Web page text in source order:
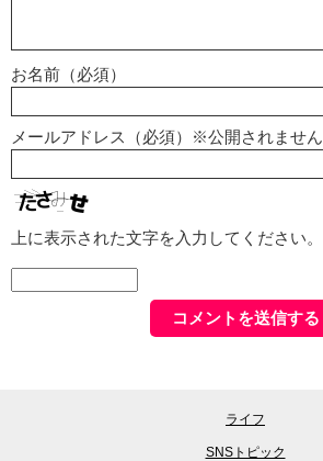
お名前（必須）
メールアドレス（必須）※公開されません
上に表示された文字を入力してください。
ライフ
SNSトピック